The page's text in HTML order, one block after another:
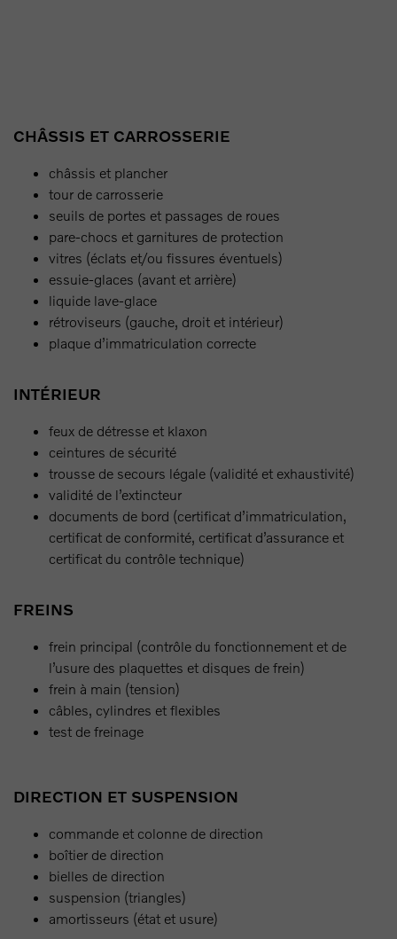
CHÂSSIS ET CARROSSERIE
châssis et plancher
tour de carrosserie
seuils de portes et passages de roues
pare-chocs et garnitures de protection
vitres (éclats et/ou fissures éventuels)
essuie-glaces (avant et arrière)
liquide lave-glace
rétroviseurs (gauche, droit et intérieur)
plaque d’immatriculation correcte
INTÉRIEUR
feux de détresse et klaxon
ceintures de sécurité
trousse de secours légale (validité et exhaustivité)
validité de l’extincteur
documents de bord (certificat d’immatriculation,
certificat de conformité, certificat d’assurance et
certificat du contrôle technique)
FREINS
frein principal (contrôle du fonctionnement et de
l’usure des plaquettes et disques de frein)
frein à main (tension)
câbles, cylindres et flexibles
test de freinage
DIRECTION ET SUSPENSION
commande et colonne de direction
boîtier de direction
bielles de direction
suspension (triangles)
amortisseurs (état et usure)